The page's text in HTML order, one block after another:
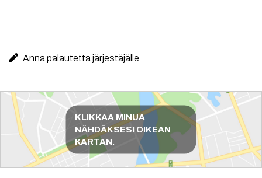
Anna palautetta järjestäjälle
Reittiohjeet
KLIKKAA MINUA
NÄHDÄKSESI OIKEAN
KARTAN.